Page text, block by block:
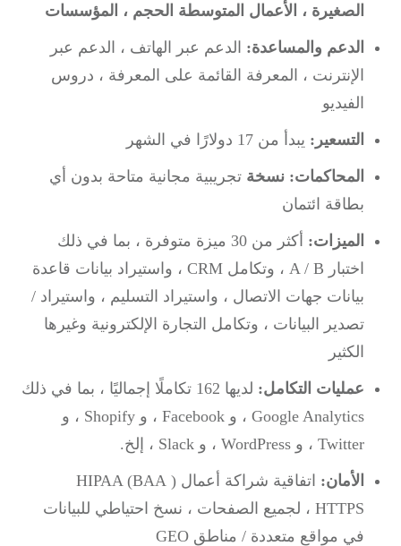
الصغيرة ، الأعمال المتوسطة الحجم ، المؤسسات
الدعم والمساعدة:الدعم عبر الهاتف ، الدعم عبر
الإنترنت ، المعرفة القائمة على المعرفة ، دروس
الفيديو
التسعير:يبدأ من 17 دولارًا في الشهر
المحاكمات: نسخةتجريبية مجانية متاحة بدون أي
بطاقة ائتمان
الميزات:
أكثر من 30 ميزة متوفرة ، بما في ذلك
اختبار A / B ، وتكامل CRM ، واستيراد بيانات قاعدة
بيانات جهات الاتصال ، واستيراد التسليم ، واستيراد /
تصدير البيانات ، وتكامل التجارة الإلكترونية وغيرها
الكثير
عمليات التكامل:
لديها 162 تكاملًا إجماليًا ، بما في ذلك
Google Analytics ، و Facebook ، و Shopify ، و
Twitter ، و WordPress ، و Slack ، إلخ.
الأمان:اتفاقية شراكة أعمال HIPAA (BAA)
،HTTPS لجميع الصفحات ، نسخ احتياطي للبيانات
في مواقع متعددة / مناطق GEO